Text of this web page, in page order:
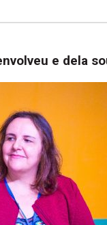
e dela